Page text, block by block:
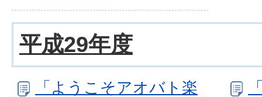
平成29年度
「ようこそアオバト楽